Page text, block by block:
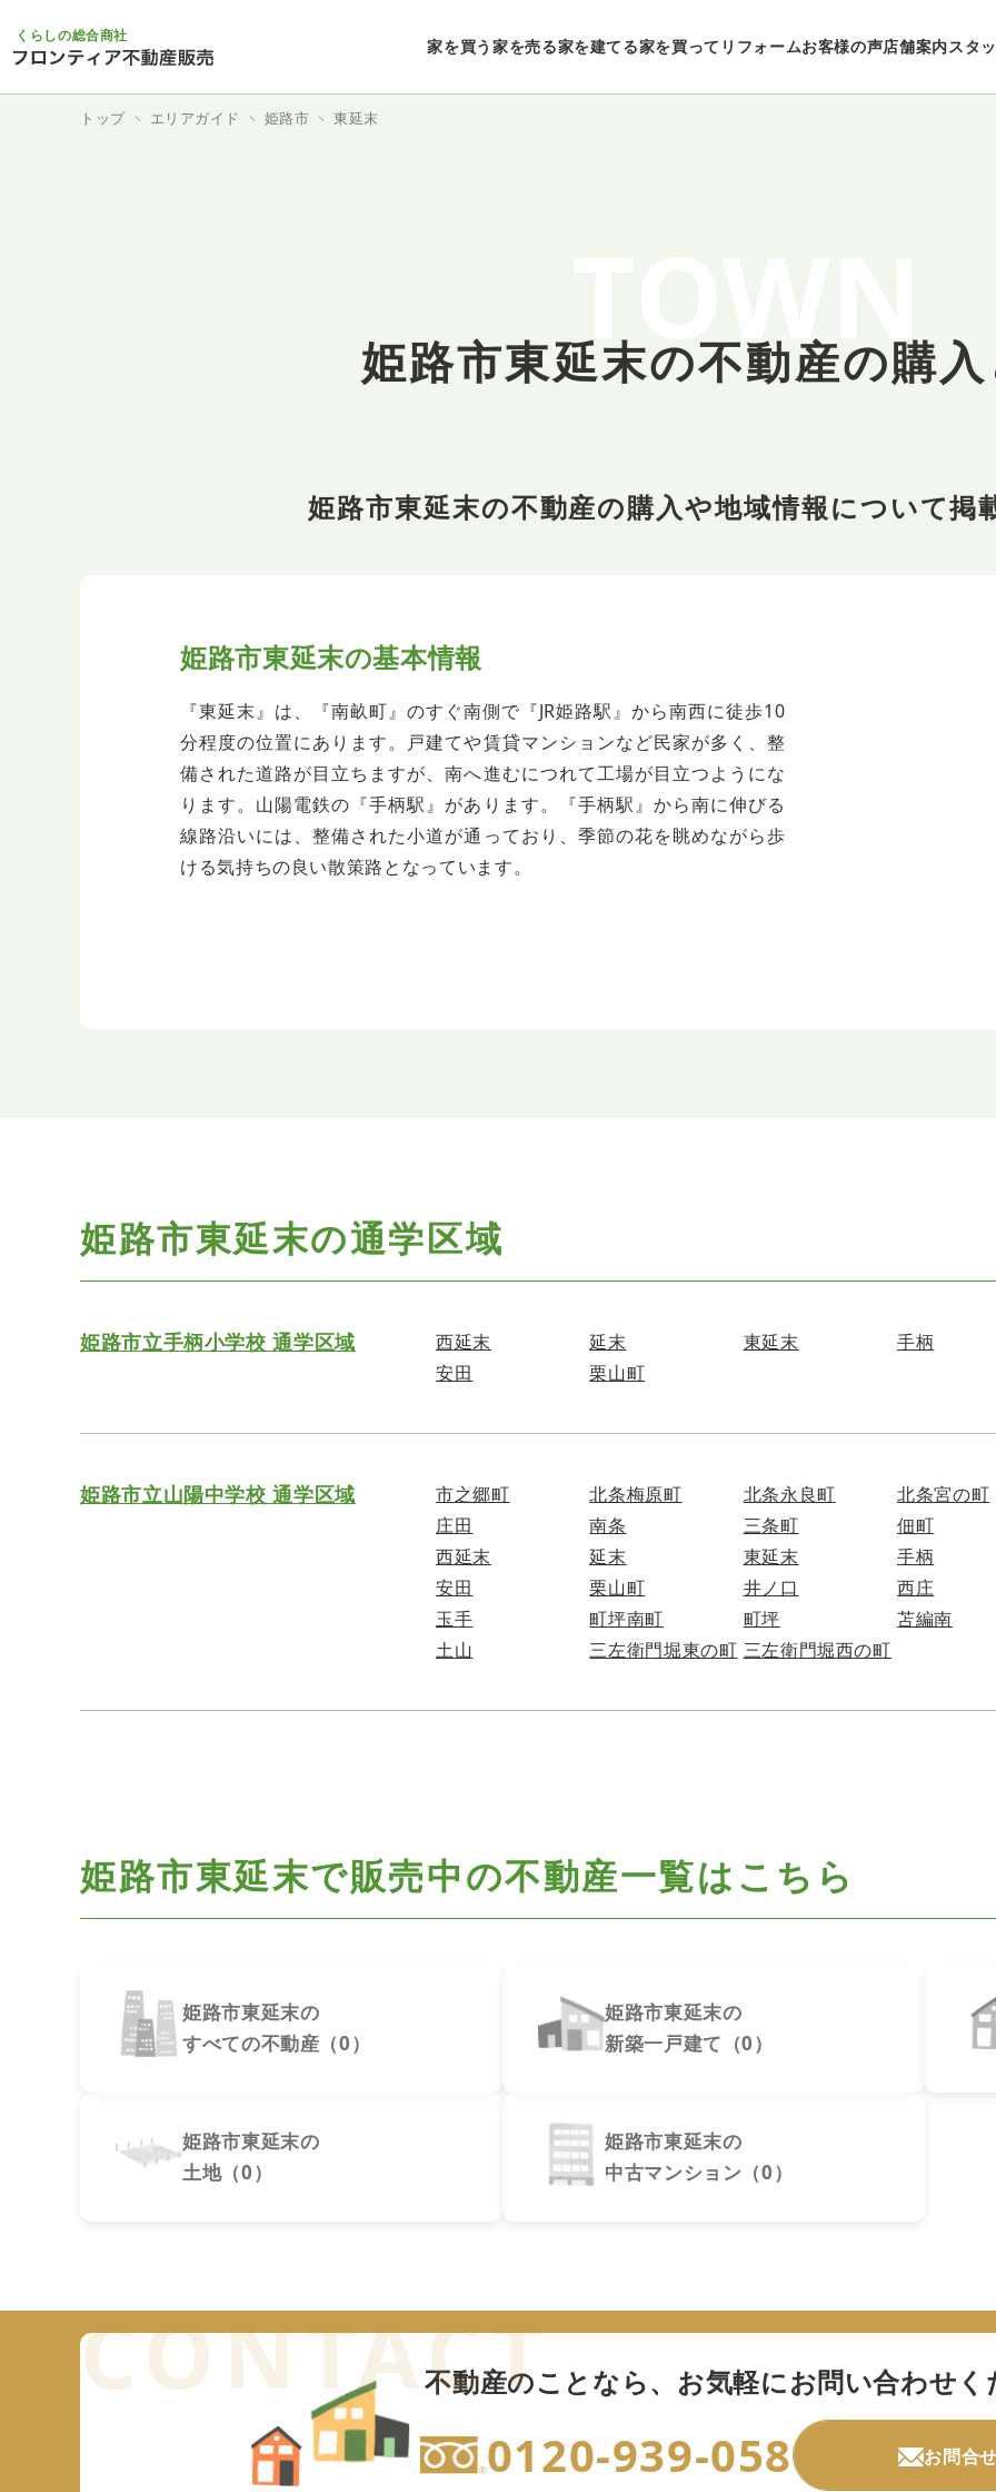
くらしの総合商社
家を買う 家を売る家を建てる家を買ってリフォームお客様の声店舗案内スタ
トップ エリアガイド 姫路市 東延末
TOWN
姫路市東延末の不動産の購
姫路市東延末の不動産の購入や地域情報について掲
姫路市東延末の基本情報
『東延末』は、『南畝町』のすぐ南側で『JR姫路駅』から南西に徒歩10
分程度の位置にあります。戸建てや賃貸マンションなど民家が多く、整
備された道路が目立ちますが、南へ進むにつれて工場が目立つようにな
ります。山陽電鉄の『手柄駅』があります。『手柄駅』から南に伸びる
線路沿いには、整備された小道が通っており、季節の花を眺めながら歩
ける気持ちの良い散策路となっています。
姫路市東延末の通学区域
姫路市立手柄小学校 通学区域 西延末 延末 東延末 手柄
安田
栗山町
姫路市立山陽中学校 通学区域 市之郷町 北条梅原町 北条永良町 北条宮の町
庄田
南条 三条町 佃町
西延末
延末 東延末 手柄
安田
栗山町 井ノ口 西庄
玉手
町坪南町 町坪 苫編南
土山
三左衛門堀東の町 三左衛門堀西の町
姫路市東延末で販売中の不動産一覧はこちら
姫路市東延末の
すべての不動産（0）
姫路市東延末の
新築一戸建て（0）
姫路市東延末の
土地（0）
姫路市東延末の
中古マンション（0）
不動産のことなら、 お気軽にお問い合わせく
0120-939-058 お問合せ